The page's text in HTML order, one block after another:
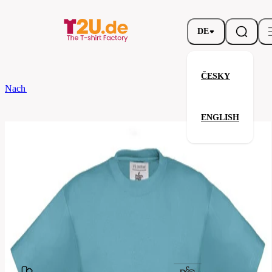
DE
ČESKY
ENGLISH
Nach dem Brand
Parameter
Marke
Verwandte Produkte